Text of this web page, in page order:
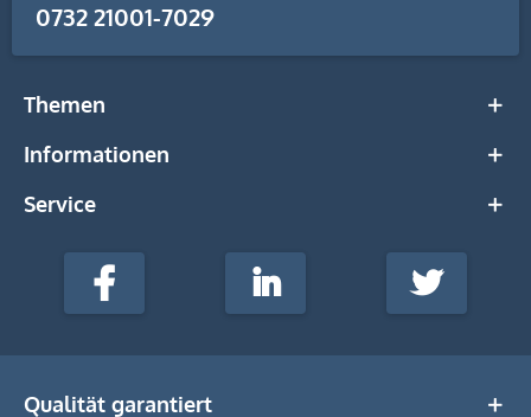
0732 21001-7029
Themen
Informationen
Service
stempel-
Media
Facebook LinkedIn Twitter
Qualität garantiert